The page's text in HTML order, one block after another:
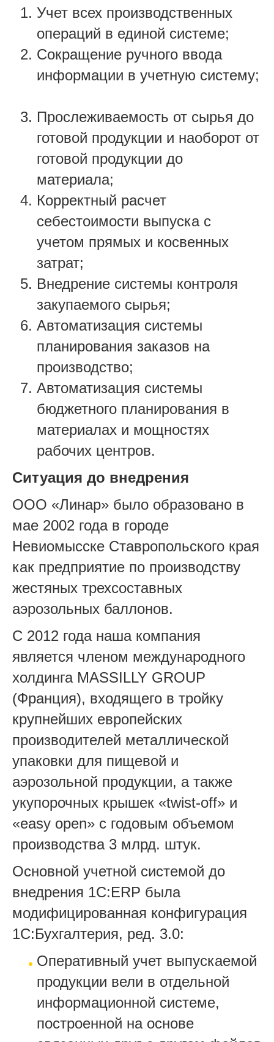
Учет всех производственных
операций в единой системе; ​
Сокращение ручного ввода
информации в учетную систему;
Прослеживаемость от сырья до
готовой продукции и наоборот от
готовой продукции до
материала; ​
Корректный расчет
себестоимости выпуска с
учетом прямых и косвенных
затрат;
Внедрение системы контроля
закупаемого сырья;
Автоматизация системы
планирования заказов на
производство;
Автоматизация системы
бюджетного планирования в
материалах и мощностях
рабочих центров.
Ситуация до внедрения
ООО «Линар» было образовано в
мае 2002 года в городе
Невиомысске Ставропольского края
как предприятие по производству
жестяных трехсоставных
аэрозольных баллонов.
С 2012 года наша компания
является членом международного
холдинга MASSILLY GROUP
(Франция), входящего в тройку
крупнейших европейских
производителей металлической
упаковки для пищевой и
аэрозольной продукции, а также
укупорочных крышек «twist-off» и
«easy open» с годовым объемом
производства 3 млрд. штук.
Основной учетной системой до
внедрения 1С:ERP была
модифицированная конфигурация
1С:Бухгалтерия, ред. 3.0:
Оперативный учет выпускаемой
продукции вели в отдельной
информационной системе,
построенной на основе